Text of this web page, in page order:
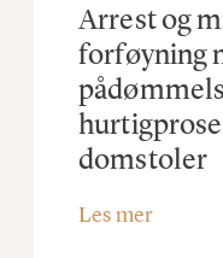
Arrest og
forføyning
domstoler
Les mer